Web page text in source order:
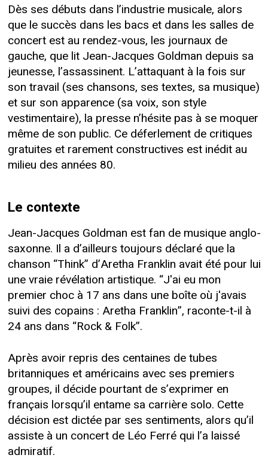
Dès ses débuts dans l’industrie musicale, alors
que le succès dans les bacs et dans les salles de
concert est au rendez-vous, les journaux de
gauche, que lit Jean-Jacques Goldman depuis sa
jeunesse, l’assassinent. L’attaquant à la fois sur
son travail (ses chansons, ses textes, sa musique)
et sur son apparence (sa voix, son style
vestimentaire), la presse n’hésite pas à se moquer
même de son public. Ce déferlement de critiques
gratuites et rarement constructives est inédit au
milieu des années 80.
Le contexte
Jean-Jacques Goldman est fan de musique anglo-
saxonne. Il a d’ailleurs toujours déclaré que la
chanson “Think” d’Aretha Franklin avait été pour lui
une vraie révélation artistique. “J'ai eu mon
premier choc à 17 ans dans une boîte où j'avais
suivi des copains : Aretha Franklin”, raconte-t-il à
24 ans dans “Rock & Folk”.
Après avoir repris des centaines de tubes
britanniques et américains avec ses premiers
groupes, il décide pourtant de s’exprimer en
français lorsqu’il entame sa carrière solo. Cette
décision est dictée par ses sentiments, alors qu’il
assiste à un concert de Léo Ferré qui l’a laissé
admiratif.